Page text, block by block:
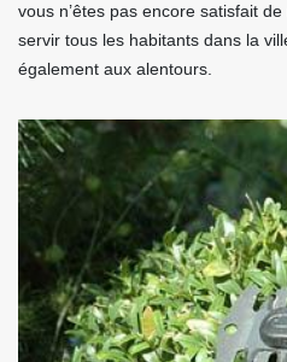
vous n’êtes pas encore satisfait
servir tous les habitants dans la
également aux alentours.